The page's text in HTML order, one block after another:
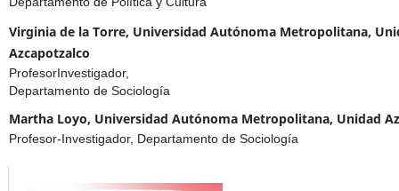
Virginia de la Torre, Universidad Autónoma Metropolitana,
Azcapotzalco
ProfesorInvestigador,
Departamento de Sociología
Martha Loyo, Universidad Autónoma Metropolitana, Unidad
Profesor-Investigador, Departamento de Sociología